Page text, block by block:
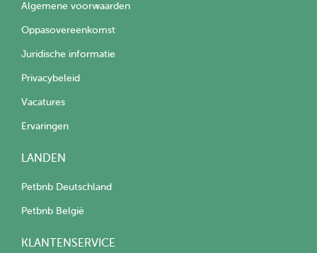
Algemene voorwaarden
Oppasovereenkomst
Juridische informatie
Privacybeleid
Vacatures
Ervaringen
LANDEN
Petbnb Deutschland
Petbnb België
KLANTENSERVICE